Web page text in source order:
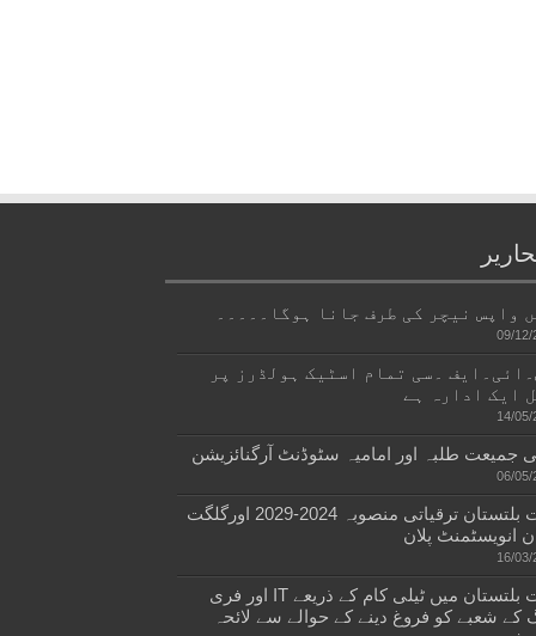
واپس نیچر کی طرف جانا ہوگا۔۔۔۔۔
09/12/
۔سی تمام اسٹیک ہولڈرز پر
ایک ادارہ ہے
14/05/
جمیعت طلبہ اور امامیہ سٹوڈنٹ آرگنائزیشن
06/05/
گلگت بلتستان ترقیاتی منصوبہ 2024-2029 اورگلگت
انویسٹمنٹ پلان
16/03/
گلگت بلتستان میں ٹیلی کام کے ذریعے IT اور فری
کے شعبے کو فروغ دینے کے حوالے سے لائحہ